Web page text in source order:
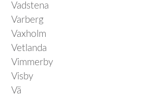
Vadstena
Varberg
Vaxholm
Vetlanda
Vimmerby
Visby
Vä